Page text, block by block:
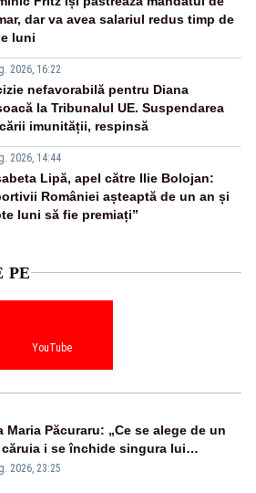
dar va avea salariul redus timp de
luni
2026, 16:22
nefavorabilă pentru Diana
la Tribunalul UE. Suspendarea
imunității, respinsă
2026, 14:44
Lipă, apel către Ilie Bolojan:
României așteaptă de un an și
luni să fie premiați”
PE
YouTube
Maria Păcuraru: „Ce se alege de un
căruia i se închide singura lui
2026, 23:25